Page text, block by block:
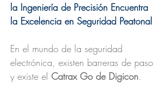
la Ingeniería de Precisión Encuentra
la Excelencia en Seguridad Peatonal
En el mundo de la seguridad
electrónica, existen barreras de paso
y existe el Catrax Go de Digicon.